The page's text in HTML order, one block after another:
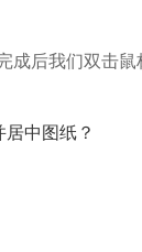
后我们双击鼠